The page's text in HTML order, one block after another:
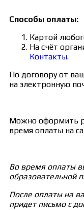
Способы оплаты:
Картой
На счёт
Контакты.
По договору от
на электронную
Можно оформить
время оплаты на
Во время оплаты
образовательной
После оплаты на
придет письмо с